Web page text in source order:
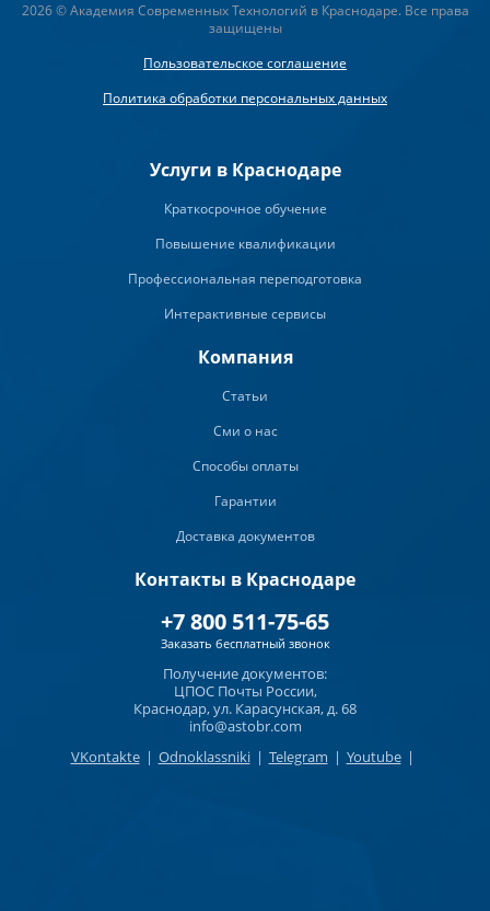
2026 © Академия Современных Технологий в Краснодаре. Все права
защищены
Пользовательское соглашение
Политика обработки персональных данных
Услуги в Краснодаре
Краткосрочное обучение
Повышение квалификации
Профессиональная переподготовка
Интерактивные сервисы
Компания
Статьи
Сми о нас
Способы оплаты
Гарантии
Доставка документов
Контакты в Краснодаре
+7 800 511-75-65
Заказать бесплатный звонок
Получение документов:
ЦПОС Почты России,
Краснодар, ул. Карасунская, д. 68
info@astobr.com
VKontakte | Odnoklassniki | Telegram | Youtube |